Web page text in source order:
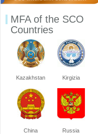
MFA of the SCO
Countries
Kazakhstan Kirgizia
China Russia